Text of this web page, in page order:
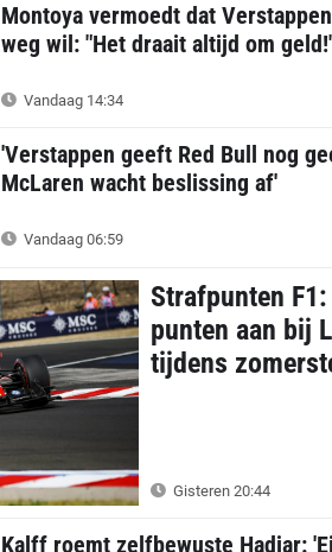
Montoya vermoedt dat
weg wil: "Het draait altijd om
Vandaag 14:34
'Verstappen geeft Red Bull nog
McLaren wacht beslissing af'
Vandaag 06:59
Strafpunten
punten aan bij
tijdens
Gisteren 20:44
Kalff roemt zelfbewuste Hadjar: